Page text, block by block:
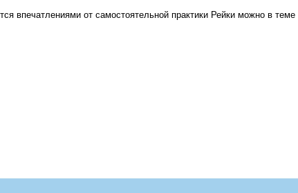
впечатлениями от самостоятельной практики Рейки можно в